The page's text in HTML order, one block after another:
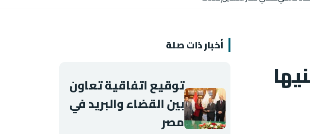
الذهب في مصر 15 جنيها
أخبار ذات صلة
توقيع اتفاقية تعاون
بين القضاء والبريد في
مصر